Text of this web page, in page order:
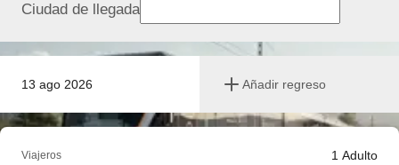
13 ago 2026 Añadir regreso
Ciudad de llegada
Viajeros 1 Adulto